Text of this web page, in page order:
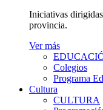
Iniciativas
provincia.
Ver más
Colegios
Programa
Cultura
CULTURA